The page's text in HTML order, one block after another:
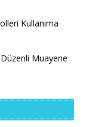
Kullanıma
Muayene